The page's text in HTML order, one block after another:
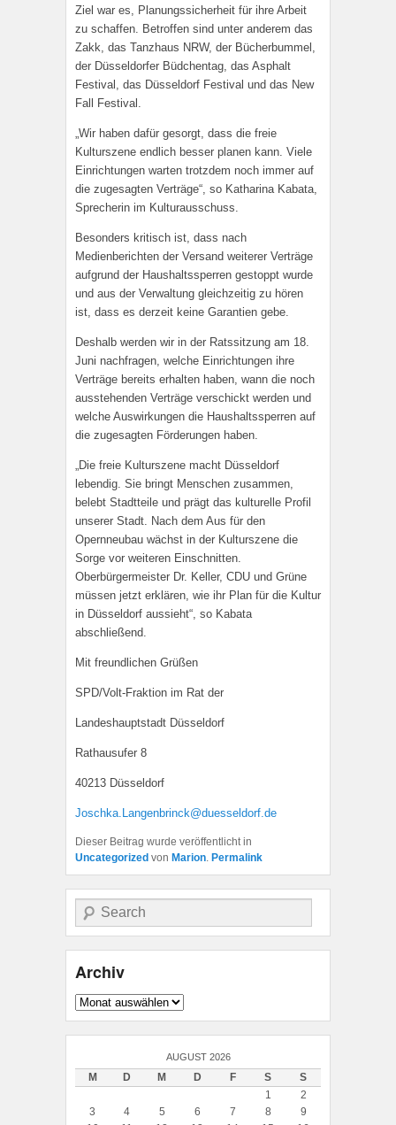
Ziel war es, Planungssicherheit für ihre Arbeit
zu schaffen. Betroffen sind unter anderem das
Zakk, das Tanzhaus NRW, der Bücherbummel,
der Düsseldorfer Büdchentag, das Asphalt
Festival, das Düsseldorf Festival und das New
Fall Festival.
„Wir haben dafür gesorgt, dass die freie
Kulturszene endlich besser planen kann. Viele
Einrichtungen warten trotzdem noch immer auf
die zugesagten Verträge“, so Katharina Kabata,
Sprecherin im Kulturausschuss.
Besonders kritisch ist, dass nach
Medienberichten der Versand weiterer Verträge
aufgrund der Haushaltssperren gestoppt wurde
und aus der Verwaltung gleichzeitig zu hören
ist, dass es derzeit keine Garantien gebe.
Deshalb werden wir in der Ratssitzung am 18.
Juni nachfragen, welche Einrichtungen ihre
Verträge bereits erhalten haben, wann die noch
ausstehenden Verträge verschickt werden und
welche Auswirkungen die Haushaltssperren auf
die zugesagten Förderungen haben.
„Die freie Kulturszene macht Düsseldorf
lebendig. Sie bringt Menschen zusammen,
belebt Stadtteile und prägt das kulturelle Profil
unserer Stadt. Nach dem Aus für den
Opernneubau wächst in der Kulturszene die
Sorge vor weiteren Einschnitten.
Oberbürgermeister Dr. Keller, CDU und Grüne
müssen jetzt erklären, wie ihr Plan für die Kultur
in Düsseldorf aussieht“, so Kabata
abschließend.
Mit freundlichen Grüßen
SPD/Volt-Fraktion im Rat der
Landeshauptstadt Düsseldorf
Rathausufer 8
40213 Düsseldorf
Joschka.Langenbrinck@duesseldorf.de
Dieser Beitrag wurde veröffentlicht in
Uncategorized von Marion. Permalink
Suche
Archiv
Archiv
AUGUST 2026
M D M D F S
S
1
2
3
4 5 6 7 8
9